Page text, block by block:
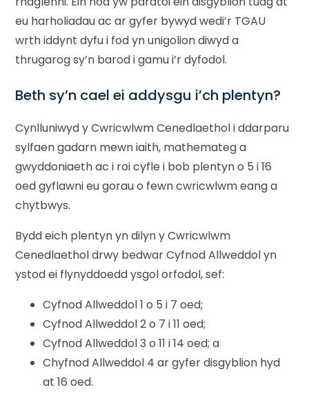
eu harholiadau ac ar gyfer bywyd wedi’r TGAU
wrth iddynt dyfu i fod yn unigolion diwyd a
thrugarog sy’n barod i gamu i’r dyfodol.
Beth sy’n cael ei addysgu i’ch plentyn?
Cynlluniwyd y Cwricwlwm Cenedlaethol i ddarparu
sylfaen gadarn mewn iaith, mathemateg a
gwyddoniaeth ac i roi cyfle i bob plentyn o 5 i 16
oed gyflawni eu gorau o fewn cwricwlwm eang a
chytbwys.
Bydd eich plentyn yn dilyn y Cwricwlwm
Cenedlaethol drwy bedwar Cyfnod Allweddol yn
ystod ei flynyddoedd ysgol orfodol, sef:
Cyfnod Allweddol 1 o 5 i 7 oed;
Cyfnod Allweddol 2 o 7 i 11 oed;
Cyfnod Allweddol 3 o 11 i 14 oed; a
Chyfnod Allweddol 4 ar gyfer disgyblion hyd
at 16 oed.